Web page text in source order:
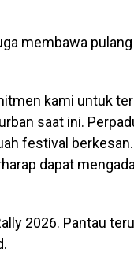
membawa
kami untuk
saat ini.
festival
dapat
2026. Pantau
.